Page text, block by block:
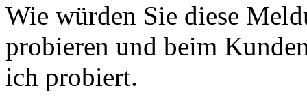
Wie würden Sie diese
probieren und beim
ich probiert.